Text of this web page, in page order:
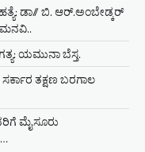
ಡಾ// ಬಿ. ಆರ್.ಅಂಬೇಡ್ಕರ್
ಮನವಿ..
ಯಮುನಾ ಬೆಸ್ತ.
ತಕ್ಷಣ ಬರಗಾಲ
ಮೈಸೂರು